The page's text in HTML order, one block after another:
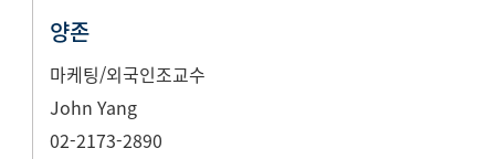
양존
마케팅/외국인조교수
John Yang
02-2173-2890